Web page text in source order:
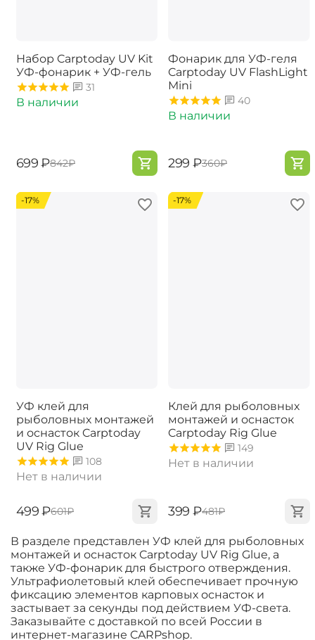
В разделе представлен УФ клей для рыболовных
монтажей и оснасток Carptoday UV Rig Glue, а
также УФ-фонарик для быстрого отверждения.
Ультрафиолетовый клей обеспечивает прочную
фиксацию элементов карповых оснасток и
застывает за секунды под действием УФ-света.
Заказывайте с доставкой по всей России в
интернет-магазине CARPshop.
Набор Carptoday UV Kit
УФ-фонарик + УФ-гель
31
В наличии
‍699‍ ₽‍842‍₽
Фонарик для УФ-геля
Carptoday UV FlashLight
Mini
40
В наличии
‍299‍ ₽‍360‍₽
-17%
УФ клей для
рыболовных монтажей
и оснасток Carptoday
UV Rig Glue
108
Нет в наличии
‍499‍ ₽‍601‍₽
-17%
Клей для рыболовных
монтажей и оснасток
Carptoday Rig Glue
149
Нет в наличии
‍399‍ ₽‍481‍₽